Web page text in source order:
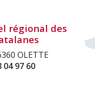
régional des
OLETTE
04 97 60